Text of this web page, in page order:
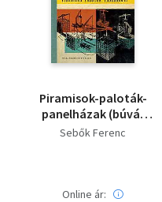
Piramisok-paloták-
panelházak (búvár
könyvek) - Dedikált
Sebők Ferenc
Online ár: